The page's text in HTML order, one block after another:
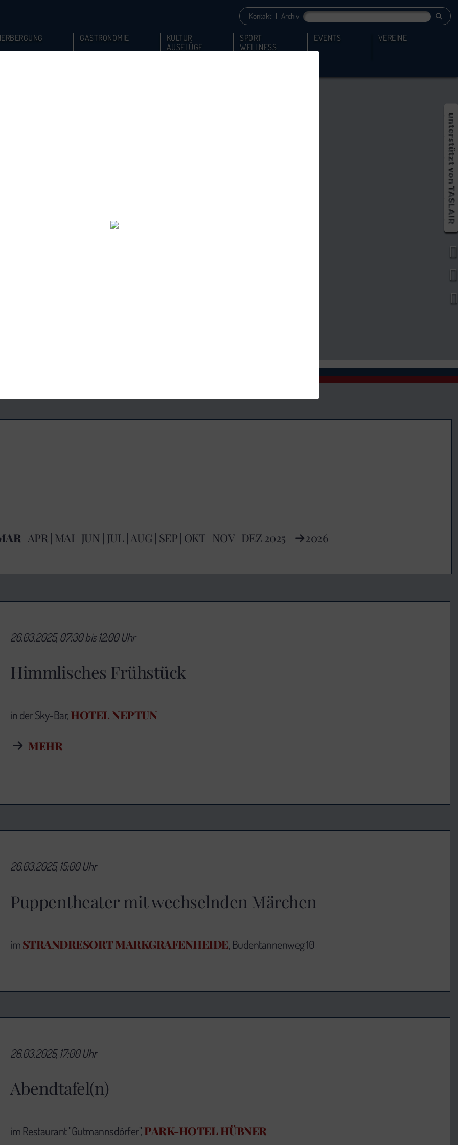
Kontakt | Archiv
GASTRONOMIE
KULTUR
AUSFLÜGE
SPORT
WELLNESS
EVENTS VEREINE
|APR| MAI | JUN | JUL |AUG | SEP| OKT| NOV| DEZ 2025 | 2026
Himmlisches Frühstück
26.03.2025, 07:30 bis 12:00 Uhr
in der Sky-Bar,HOTEL NEPTUN
MEHR
Puppentheater mit wechselnden Märchen
26.03.2025, 15:00 Uhr
imSTRANDRESORT MARKGRAFENHEIDE, Budentannenweg 10
Abendtafel(n)
26.03.2025, 17:00 Uhr
im Restaurant "Gutmannsdörfer",PARK-HOTEL HÜBNER